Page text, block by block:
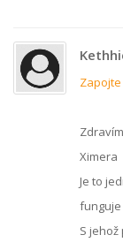
Ximera
Je to
S